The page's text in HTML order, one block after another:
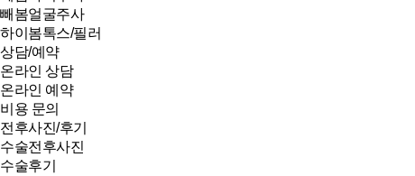
빼봄얼굴주사
하이봄톡스/필러
상담/예약
온라인 상담
온라인 예약
비용 문의
전후사진/후기
수술전후사진
수술후기